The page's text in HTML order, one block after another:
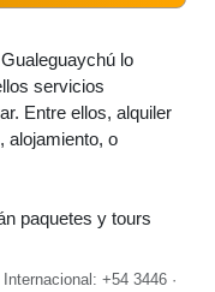
lo
servicios
Entre ellos, alquiler
alojamiento, o
paquetes y tours
+54 3446 ·